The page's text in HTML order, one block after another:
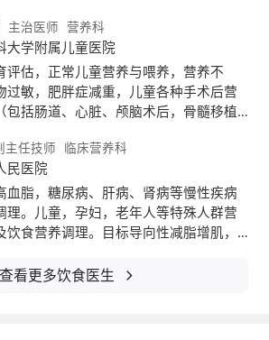
可以有效改善因缺乏这些微量
主治医师 营养科
大学附属儿童医院
评估，正常儿童营养与喂养，营养不
过敏，肥胖症减重，儿童各种手术后营
包括肠道、心脏、颅脑术后，骨髓移植
肾脏疾病等慢性病营养治疗。儿科常见
诊治。
主任技师 临床营养科
民医院
血脂，糖尿病、肝病、肾病等慢性疾病
理。儿童，孕妇，老年人等特殊人群营
饮食营养调理。目标导向性减脂增肌，
查看更多饮食医生